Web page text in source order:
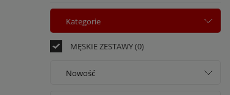
Kategorie
MĘSKIE ZESTAWY(0)
Nowość